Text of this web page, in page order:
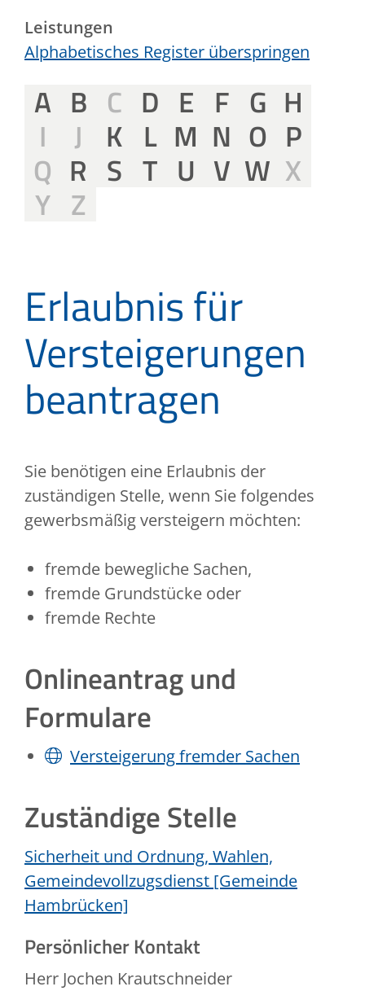
Leistungen
Alphabetisches Register überspringen
A B C D E F G H
I J K L M N O P
Q R S T U V W X
Y Z
Erlaubnis für
Versteigerungen
beantragen
Sie benötigen eine Erlaubnis der
zuständigen Stelle, wenn Sie folgendes
gewerbsmäßig versteigern möchten:
fremde bewegliche Sachen,
fremde Grundstücke oder
fremde Rechte
Onlineantrag und
Formulare
Versteigerung fremder Sachen
Zuständige Stelle
Sicherheit und Ordnung, Wahlen,
Gemeindevollzugsdienst [Gemeinde
Hambrücken]
Persönlicher Kontakt
Herr Jochen Krautschneider